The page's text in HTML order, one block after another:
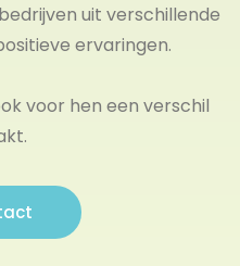
uit verschillende
ervaringen.
voor hen een verschil